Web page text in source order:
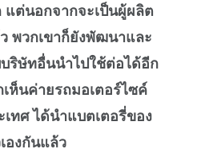
ต่นอกจากจะเป็นผู้ผลิต
พวกเขาก็ยังพัฒนาและ
ริษัทอื่นนำไปใช้ต่อได้อีก
เห็นค่ายรถมอเตอร์ไซค์
ทศ ได้นำแบตเตอรี่ของ
องกันแล้ว